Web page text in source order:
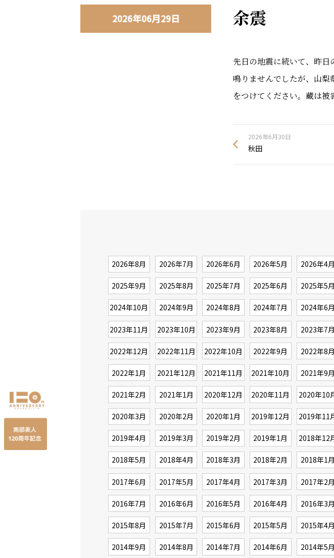
2026年06月29日 余震
先日の地震に続いて、昨
鳴りませんでしたが、山
をつけてください。蔵は被
2026年6月30日
秋田
2026年8月 2026年7月 2026年6月 2026年5月 2026年4月
2025年9月 2025年8月 2025年7月 2025年6月 2025年5月
2024年10月 2024年9月 2024年8月 2024年7月 2024年6月
2023年11月 2023年10月 2023年9月 2023年8月 2023年7月
2022年12月 2022年11月 2022年10月 2022年9月 2022年8月
2022年1月 2021年12月 2021年11月 2021年10月 2021年9月
2021年2月 2021年1月 2020年12月 2020年11月 2020年10
2020年3月 2020年2月 2020年1月 2019年12月 2019年11
2019年4月 2019年3月 2019年2月 2019年1月 2018年12
2018年5月 2018年4月 2018年3月 2018年2月 2018年1月
2017年6月 2017年5月 2017年4月 2017年3月 2017年2月
2016年7月 2016年6月 2016年5月 2016年4月 2016年3月
2015年8月 2015年7月 2015年6月 2015年5月 2015年4月
2014年9月 2014年8月 2014年7月 2014年6月 2014年5月